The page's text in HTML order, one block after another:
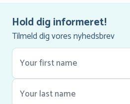
Hold dig informeret!
Tilmeld dig vores nyhedsbrev